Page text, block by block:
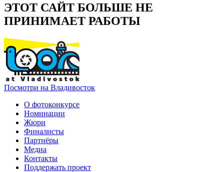
ЭТОТ САЙТ БОЛЬШЕ НЕ
ПРИНИМАЕТ РАБОТЫ
Посмотри на Владивосток
О фотоконкурсе
Номинации
Жюри
Финалисты
Партнёры
Медиа
Контакты
Поддержать проект